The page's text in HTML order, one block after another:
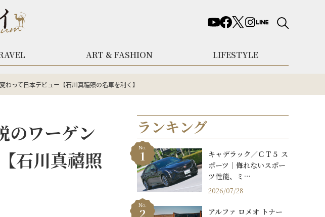
ART & FASHION LIFESTYLE
って日本デビュー【石川真禧照の名車を利く】
のワーゲン
石川真禧照
ランキング
キャデラック／ＣＴ５ ス
ポーツ｜侮れないスポー
ツ性能、ミ…
2026/07/28
No.
アルファ ロメオ トナー
No.